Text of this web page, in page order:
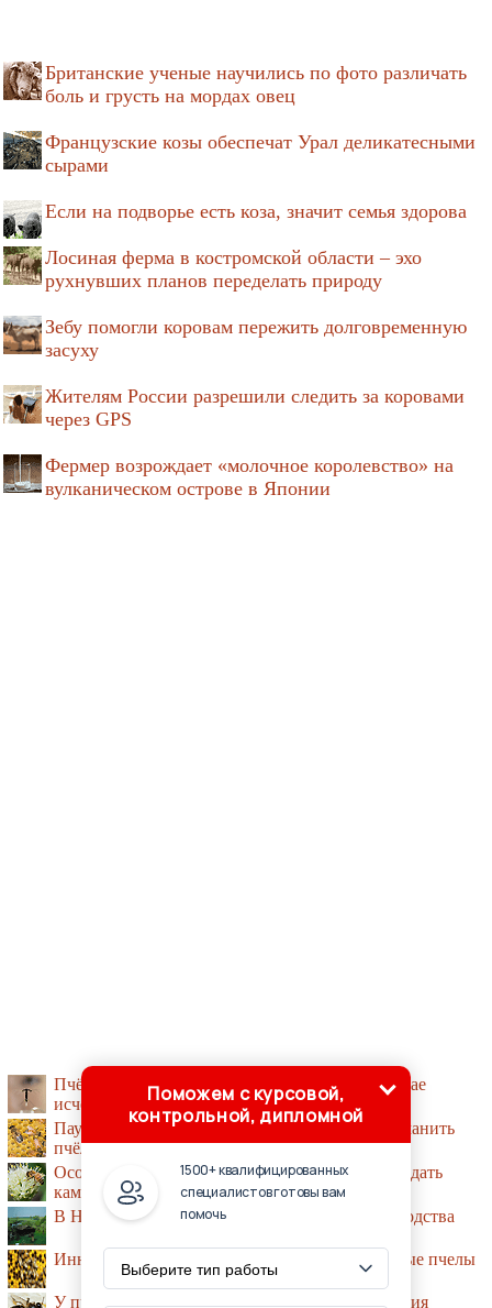
Британские ученые научились по фото различать
боль и грусть на мордах овец
Французские козы обеспечат Урал деликатесными
сырами
Если на подворье есть коза, значит семья здорова
Лосиная ферма в костромской области – эхо
рухнувших планов переделать природу
Зебу помогли коровам пережить долговременную
засуху
Жителям России разрешили следить за коровами
через GPS
Фермер возрождает «молочное королевство» на
вулканическом острове в Японии
Пчёлы-роботы смогут опылять растения в случае
исчезновения насекомых
Пауки делают растения блестящими, чтобы заманить
пчёл
Особенности анатомии мозга пчёл помогут создать
камеры нового поколения
В Научно-исследовательском институт пчеловодства
Инновационные помощники - стрессоусточивые пчелы
У пчёл обнаружен фактор клеточного бессмертия
Поможем с курсовой,
контрольной, дипломной
1500+ квалифицированных
специалистов готовы вам
помочь